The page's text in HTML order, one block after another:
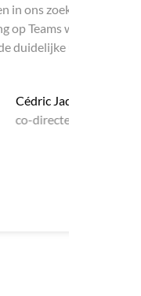
to-date. Na
Nogmaals